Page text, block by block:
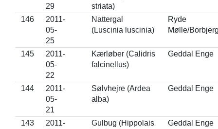
29
striata)
146
2011-
05-
25
Nattergal
(Luscinia luscinia)
Ryde
Mølle/
145
2011-
05-
22
Kærløber (Calidris
falcinellus)
Geddal Enge
144
2011-
05-
21
Sølvhejre (Ardea
alba)
Geddal Enge
143
2011-
Gulbug (Hippolais
Geddal Enge